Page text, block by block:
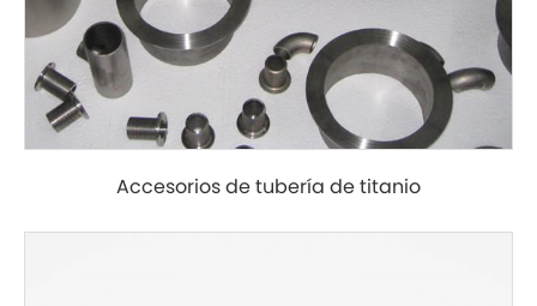
Accesorios de tubería de titanio